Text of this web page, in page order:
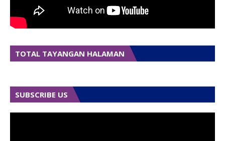
TOTAL TAYANGAN HALAMAN
SUBSCRIBE US